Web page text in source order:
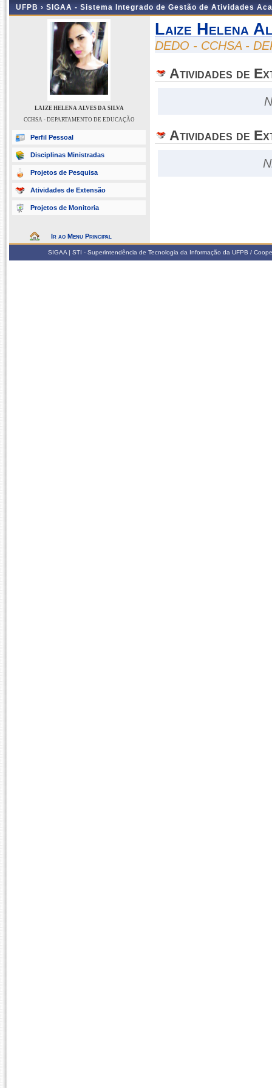
UFPB › SIGAA - Sistema Integrado de Gestão de Atividades
LAIZE HELENA ALVES DA SILVA
CCHSA - DEPARTAMENTO DE EDUCAÇÃO
Perfil Pessoal
Disciplinas Ministradas
Projetos de Pesquisa
Atividades de Extensão
Projetos de Monitoria
Ir ao Menu Principal
Laize Helena
DEDO - CCHSA -
Atividades de
Atividades de
SIGAA | STI - Superintendência de Tecnologia da Informação da UFPB /